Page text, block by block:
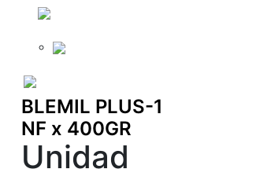
BLEMIL PLUS-1
NF x 400GR
Unidad